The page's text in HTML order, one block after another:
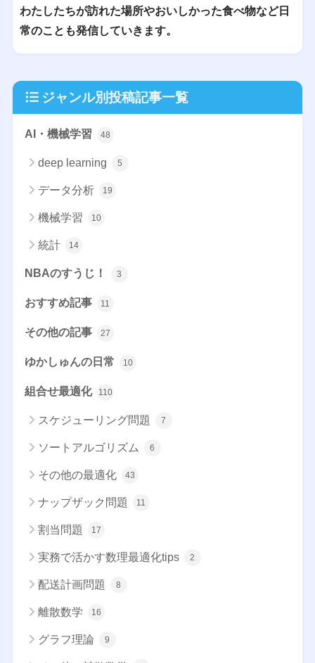
わたしたちが訪れた場所やおいしかった食べ物など日
常のことも発信していきます。
ジャンル別投稿記事一覧
AI・機械学習 48
deep learning 5
データ分析 19
機械学習 10
統計 14
NBAのすうじ！ 3
おすすめ記事 11
その他の記事 27
ゆかしゅんの日常 10
組合せ最適化 110
スケジューリング問題 7
ソートアルゴリズム 6
その他の最適化 43
ナップザック問題 11
割当問題 17
実務で活かす数理最適化tips 2
配送計画問題 8
離散数学 16
グラフ理論 9